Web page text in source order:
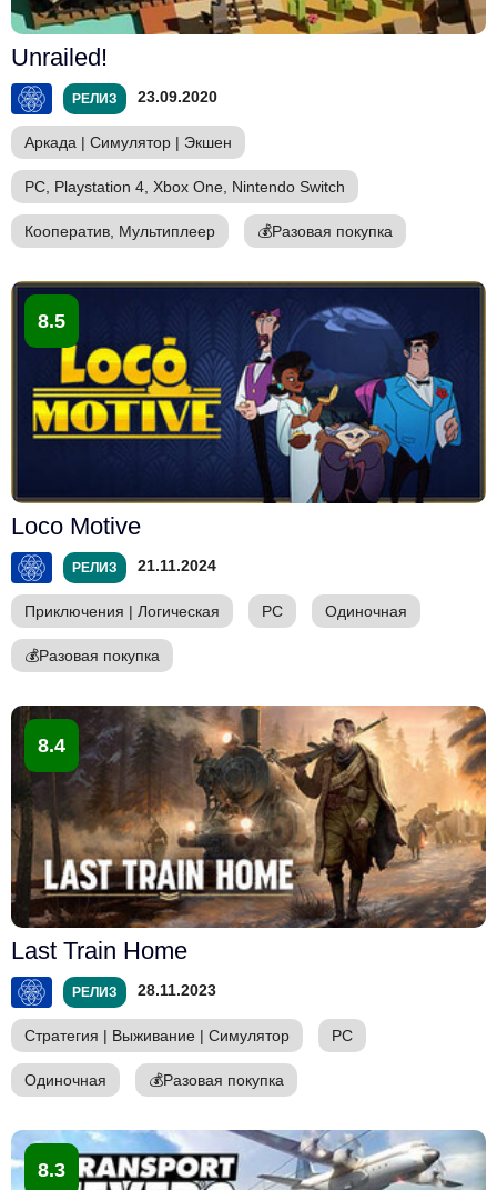
Unrailed!
РЕЛИЗ 23.09.2020
Аркада | Симулятор | Экшен
PC, Playstation 4, Xbox One, Nintendo Switch
Кооператив, Мультиплеер 💰Разовая покупка
8.5
Loco Motive
РЕЛИЗ 21.11.2024
Приключения | Логическая PC Одиночная
💰Разовая покупка
8.4
Last Train Home
РЕЛИЗ 28.11.2023
Стратегия | Выживание | Симулятор PC
Одиночная 💰Разовая покупка
8.3